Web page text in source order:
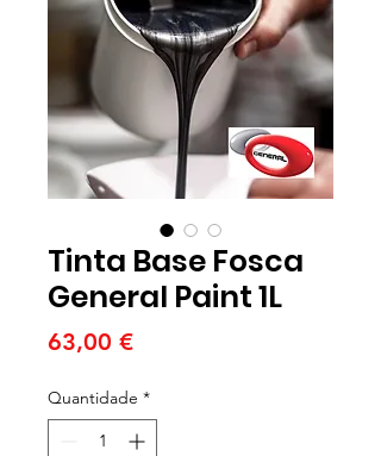
Tinta Base Fosca
General Paint 1L
63,00 €Preço
Quantidade *